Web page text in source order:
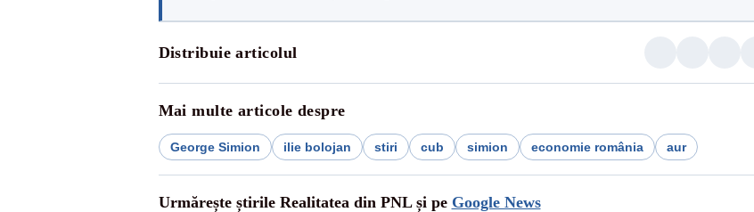
Distribuie articolul
Mai multe articole despre
George Simion ilie bolojan stiri cub simion economie românia aur
Urmărește știrile Realitatea din PNL și pe Google News